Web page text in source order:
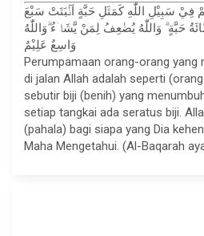
فِيْ سَبِيْلِ اللّٰهِ كَمَثَلِ حَبَّةٍ اَنْۢبَتَتْ سَبْعَ
حَبَّةٍ ۗ وَاللّٰهُ يُضٰعِفُ لِمَنْ يَّشَاۤءُ ۗوَاللّٰهُ
وَاسِعٌ عَلِيْمٌ
Perumpamaan orang-orang yang
di jalan Allah adalah seperti
sebutir biji (benih) yang
setiap tangkai ada seratus biji.
(pahala) bagi siapa yang Dia
Maha Mengetahui. (Al-Baqarah